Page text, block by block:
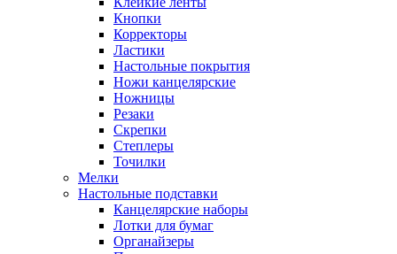
Кнопки
Корректоры
Ластики
Настольные покрытия
Ножи канцелярские
Ножницы
Резаки
Скрепки
Степлеры
Точилки
Мелки
Настольные подставки
Канцелярские наборы
Лотки для бумаг
Органайзеры